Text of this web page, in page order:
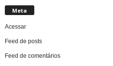
Meta
Acessar
Feed de posts
Feed de comentários